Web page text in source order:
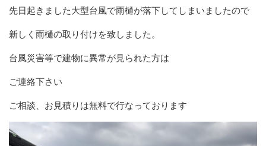
先日起きました大型台風で雨樋が落下してしまいましたので
新しく雨樋の取り付けを致しました。
台風災害等で建物に異常が見られた方は
ご連絡下さい
ご相談、お見積りは無料で行なっております